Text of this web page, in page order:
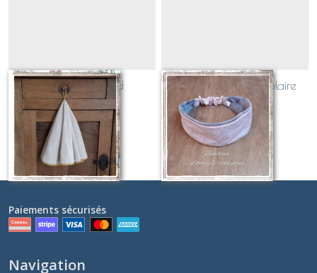
Essuie main rond
personnalisable
Sur demande
Bandeau doublé polaire
Sur demande
Paiements sécurisés
Navigation